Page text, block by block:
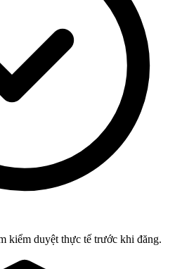
kiểm duyệt thực tế trước khi đăng.